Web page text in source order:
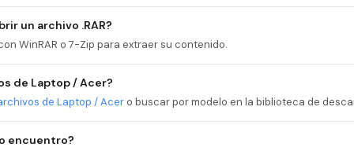
un archivo .RAR?
WinRAR o 7-Zip para extraer su contenido.
de Laptop / Acer?
de Laptop / Acer o buscar por modelo en la biblioteca de
encuentro?